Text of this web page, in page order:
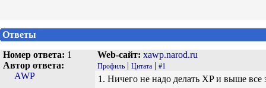
Ответы
Номер ответа: 1
Автор ответа:
AWP
Web-сайт: xawp.narod.ru
Профиль | Цитата | #1
1. Ничего не надо делать XP и выше все